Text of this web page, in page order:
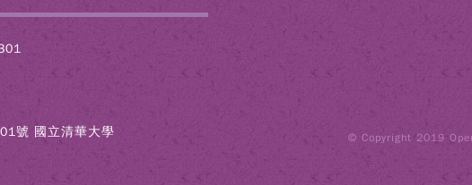
號 國立清華大學
© Copyright 2019